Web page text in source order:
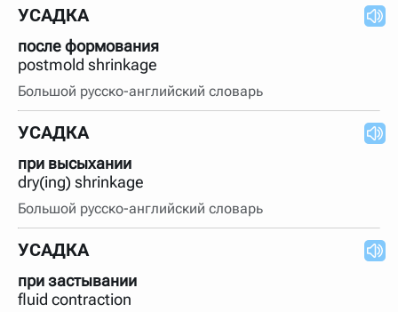
УСАДКА
после формования
postmold shrinkage
Большой русско-английский словарь
УСАДКА
при высыхании
dry(ing) shrinkage
Большой русско-английский словарь
УСАДКА
при застывании
fluid contraction